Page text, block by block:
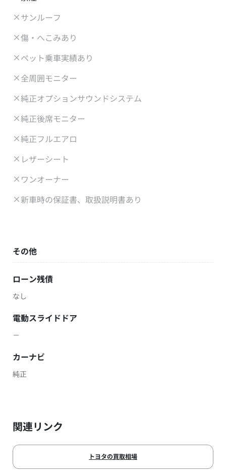
サンルーフ
傷・へこみあり
ペット乗車実績あり
全周囲モニター
純正オプションサウンドシステム
純正後席モニター
純正フルエアロ
レザーシート
ワンオーナー
新車時の保証書、取扱説明書あり
その他
ローン残債
なし
電動スライドドア
－
カーナビ
純正
関連リンク
トヨタの買取相場